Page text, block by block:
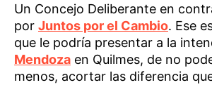
Un Concejo Deliberante en
por Juntos por el Cambio. Ese
que le podría presentar a la
Mendoza en Quilmes, de no
menos, acortar las diferencia